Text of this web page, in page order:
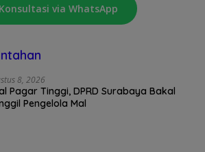
Konsultasi via WhatsApp
8, 2026
Pagar Tinggi, DPRD Surabaya Bakal
Pengelola Mal